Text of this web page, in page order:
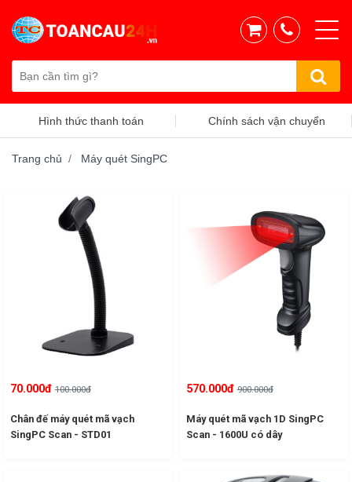
Hình thức thanh toán Chính sách vận chuyển
Trang chủ Máy quét SingPC
70.000đ100.000đ
Chân đế máy quét mã vạch
SingPC Scan - STD01
570.000đ900.000đ
Máy quét mã vạch 1D SingPC
Scan - 1600U có dây